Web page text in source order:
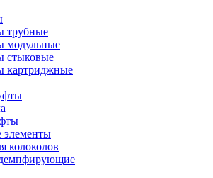
трубные
модульные
стыковые
картриджные
элементы
колоколов